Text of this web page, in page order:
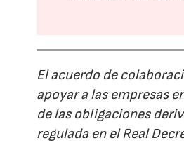
El acuerdo de
apoyar a las empresas
de las obligaciones
regulada en el Real